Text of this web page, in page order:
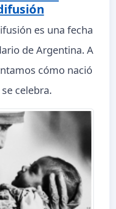
es una fecha
de Argentina. A
cómo nació
celebra.